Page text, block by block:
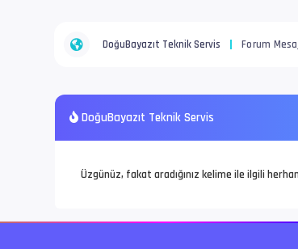
DoğuBayazıt Teknik Servis Forum
DoğuBayazıt Teknik Servis
Üzgünüz, fakat aradığınız kelime ile ilgili